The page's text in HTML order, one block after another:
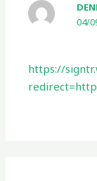
04/
https://